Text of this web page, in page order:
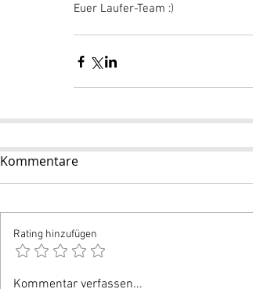
Euer Laufer-Team :)
Kommentare
Rating hinzufügen
Kommentar verfassen...